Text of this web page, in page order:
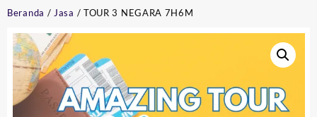
Beranda / Jasa / TOUR 3 NEGARA 7H6M